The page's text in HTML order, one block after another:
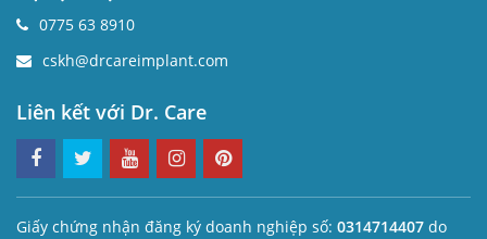
0775 63 8910
cskh@drcareimplant.com
Liên kết với Dr. Care
Giấy chứng nhận đăng ký doanh nghiệp số: 0314714407 do